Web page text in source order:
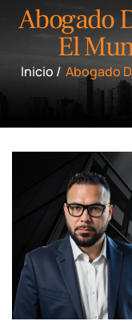
Abogado
El
Inicio / Abogado